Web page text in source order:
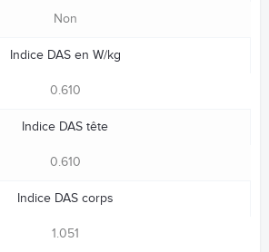
Non
Indice DAS en W/kg
0.610
Indice DAS tête
0.610
Indice DAS corps
1.051